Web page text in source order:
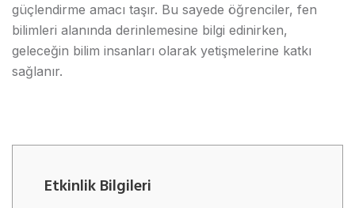
güçlendirme amacı taşır. Bu sayede öğrenciler, fen
bilimleri alanında derinlemesine bilgi edinirken,
geleceğin bilim insanları olarak yetişmelerine katkı
sağlanır.
Etkinlik Bilgileri